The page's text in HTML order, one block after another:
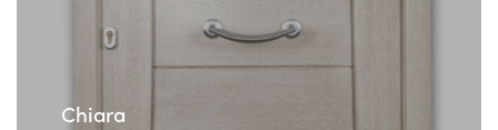
Chiara